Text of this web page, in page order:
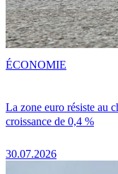
La zone euro résiste au
croissance de 0,4 %
30.07.2026
ÉCONOMIE